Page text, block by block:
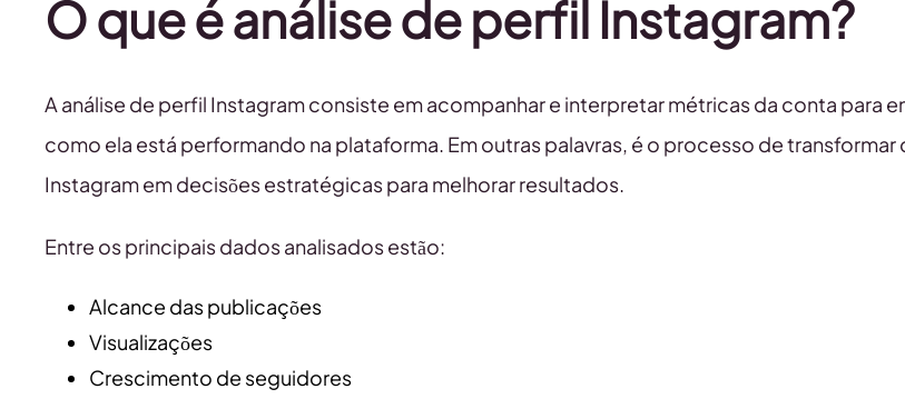
O que é análise de perfil Instagram?
A análise de perfil Instagram consiste em acompanhar e interpretar métricas da conta para
como ela está performando na plataforma. Em outras palavras, é o processo de transformar
Instagram em decisões estratégicas para melhorar resultados.
Entre os principais dados analisados estão:
Alcance das publicações
Visualizações
Crescimento de seguidores